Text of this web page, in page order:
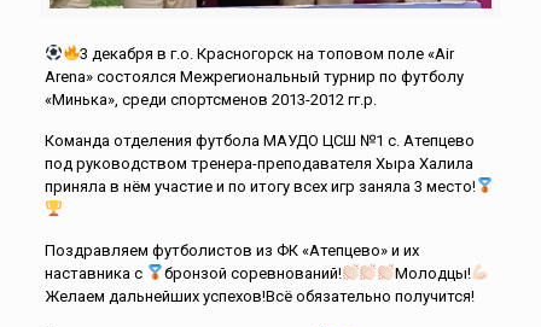
3 декабря в г.о. Красногорск на топовом поле «Аir
Arena» состоялся Межрегиональный турнир по футболу
«Минька», среди спортсменов 2013-2012 гг.р.
Команда отделения футбола МАУДО ЦСШ №1 с. Атепцево
под руководством тренера-преподавателя Хыра Халила
приняла в нём участие и по итогу всех игр заняла 3 место!
Поздравляем футболистов из ФК «Атепцево» и их
наставника с
бронзой соревнований!
Молодцы!
Желаем дальнейших успехов!Всё обязательно получится!